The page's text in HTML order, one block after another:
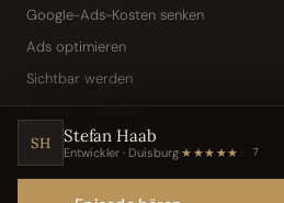
Google-Ads-Kosten senken
Ads optimieren
Sichtbar werden
Digitale Visitenkarte
KI-Assistent (Toni · Jarvis)
SH Stefan Haab
Entwickler · Duisburg·★★★★★ 7